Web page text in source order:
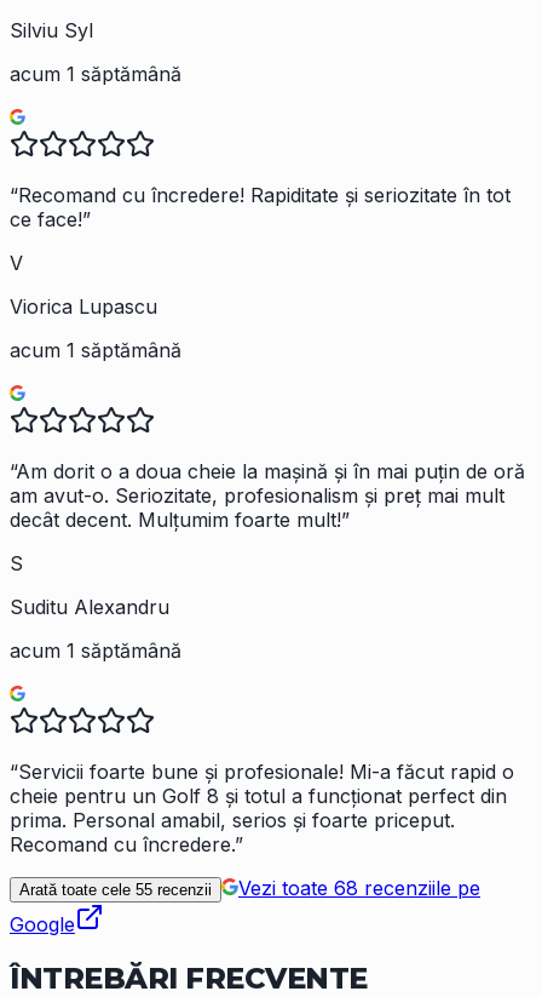
Silviu Syl
acum 1 săptămână
“Recomand cu încredere! Rapiditate și seriozitate în tot
ce face!”
V
Viorica Lupascu
acum 1 săptămână
“Am dorit o a doua cheie la mașină și în mai puțin de oră
am avut-o. Seriozitate, profesionalism și preț mai mult
decât decent. Mulțumim foarte mult!”
S
Suditu Alexandru
acum 1 săptămână
“Servicii foarte bune și profesionale! Mi-a făcut rapid o
cheie pentru un Golf 8 și totul a funcționat perfect din
prima. Personal amabil, serios și foarte priceput.
Recomand cu încredere.”
Arată toate cele 55 recenzii Vezi toate 68 recenziile pe
Google
ÎNTREBĂRI FRECVENTE